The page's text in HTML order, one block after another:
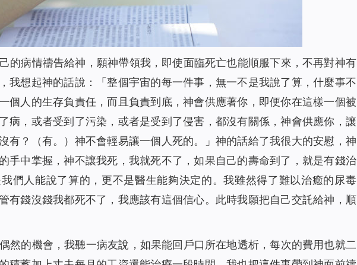
的病情禱告給神，願神帶領我，即使面臨死亡也能順服下來，不再對神有
我想起神的話說：「整個宇宙的每一件事，無一不是我說了算，什麼事不
個人的生存負責任，而且負責到底，神會供應著你，即便你在這樣一個被
病，或者受到了污染，或者是受到了侵害，都沒有關係，神會供應你，讓
有？
（有。） 神不會輕易讓一個人死的。
」神的話給了我很大的安慰，神
手中掌握，神不讓我死，我就死不了，如果自己的壽命到了，就是有錢治
們人能說了算的，更不是醫生能夠決定的。我雖然得了難以治癒的尿毒
有錢沒錢我都死不了，我應該有這個信心。此時我願把自己交託給神，順
然的機會，我聽一病友說，如果能回戶口所在地透析，每次的費用也就二